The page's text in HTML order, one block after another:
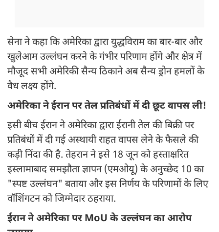
सेना ने कहा कि अमेरिका द्वारा युद्धविराम का बार-बार और
खुलेआम उल्लंघन करने के गंभीर परिणाम होंगे और क्षेत्र में
मौजूद सभी अमेरिकी सैन्य ठिकाने अब सैन्य ड्रोन हमलों के
वैध लक्ष्य होंगे.
अमेरिका ने ईरान पर तेल प्रतिबंधों में दी छूट वापस ली!
इसी बीच ईरान ने अमेरिका द्वारा ईरानी तेल की बिक्री पर
प्रतिबंधों में दी गई अस्थायी राहत वापस लेने के फैसले की
कड़ी निंदा की है. तेहरान ने इसे 18 जून को हस्ताक्षरित
इस्लामाबाद समझौता ज्ञापन (एमओयू) के अनुच्छेद 10 का
"स्पष्ट उल्लंघन" बताया और इस निर्णय के परिणामों के लिए
वॉशिंगटन को जिम्मेदार ठहराया.
ईरान ने अमेरिका पर MoU के उल्लंघन का आरोप